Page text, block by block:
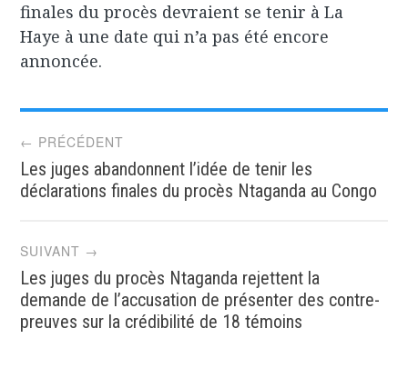
finales du procès devraient se tenir à La
Haye à une date qui n’a pas été encore
annoncée.
Post
navigation
← PRÉCÉDENT
Les juges abandonnent l’idée de tenir les
déclarations finales du procès Ntaganda au Congo
SUIVANT →
Les juges du procès Ntaganda rejettent la
demande de l’accusation de présenter des contre-
preuves sur la crédibilité de 18 témoins